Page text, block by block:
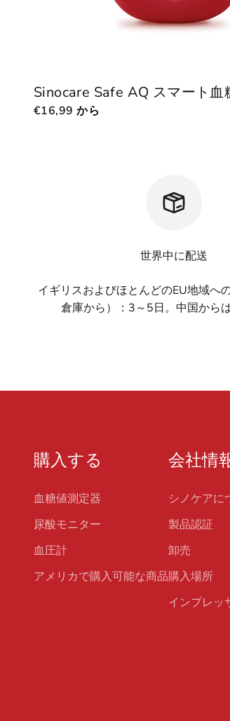
セール価格
€16,99 から
世界中に配送
イギリスおよびほとんどのEU地域へ
倉庫から）：3～5日。中国から
購入する
血糖値測定器
尿酸モニター
血圧計
アメリカで購入可能な商品
会社情
シノケアに
製品認証
卸売
購入場所
インプレッ